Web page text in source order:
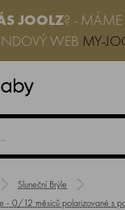
JOOLZ? - MÁME
WEB MY-
Sluneční Brýle
- 0/12 měsíců polarizované s